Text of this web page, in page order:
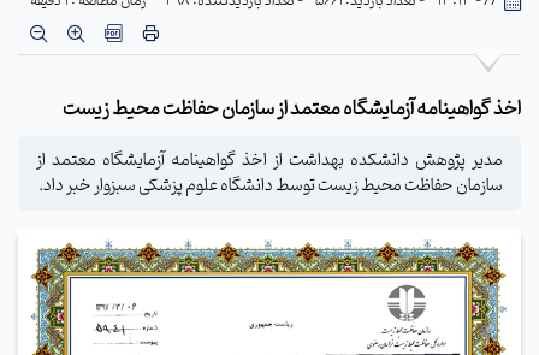
اخذ گواهینامه آزمایشگاه معتمد از سازمان حفاظت محیط زیست
مدیر پژوهش دانشکده بهداشت از اخذ گواهینامه آزمایشگاه معتمد از
سازمان حفاظت محیط زیست توسط دانشگاه علوم پزشکی سبزوار خبر داد.